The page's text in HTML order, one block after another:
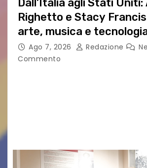
Righetto e Stacy
arte, musica e
nuovo progetto
Ago 7, 2026 Redazione
Commento